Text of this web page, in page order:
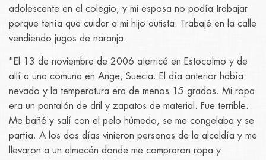
adolescente en el colegio, y mi esposa no podía trabajar
porque tenía que cuidar a mi hijo autista. Trabajé en la calle
vendiendo jugos de naranja.
"El 13 de noviembre de 2006 aterricé en Estocolmo y de
allí a una comuna en Ange, Suecia. El día anterior había
nevado y la temperatura era de menos 15 grados. Mi ropa
era un pantalón de dril y zapatos de material. Fue terrible.
Me bañé y salí con el pelo húmedo, se me congelaba y se
partía. A los dos días vinieron personas de la alcaldía y me
llevaron a un almacén donde me compraron ropa y